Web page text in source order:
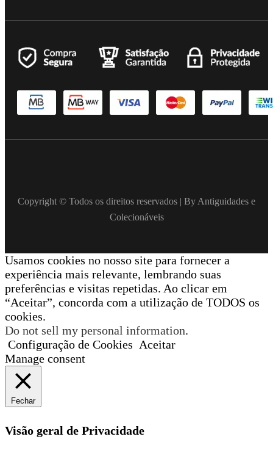
Copyright © Todos os direitos reservados | By Antiguidades e
Colecionáveis
Usamos cookies no nosso site para fornecer a
experiência mais relevante, lembrando suas
preferências e visitas repetidas. Ao clicar em
“Aceitar”, concorda com a utilização de TODOS os
cookies.
Do not sell my personal information.
Configuração de Cookies Aceitar
Manage consent
Fechar
Visão geral de Privacidade